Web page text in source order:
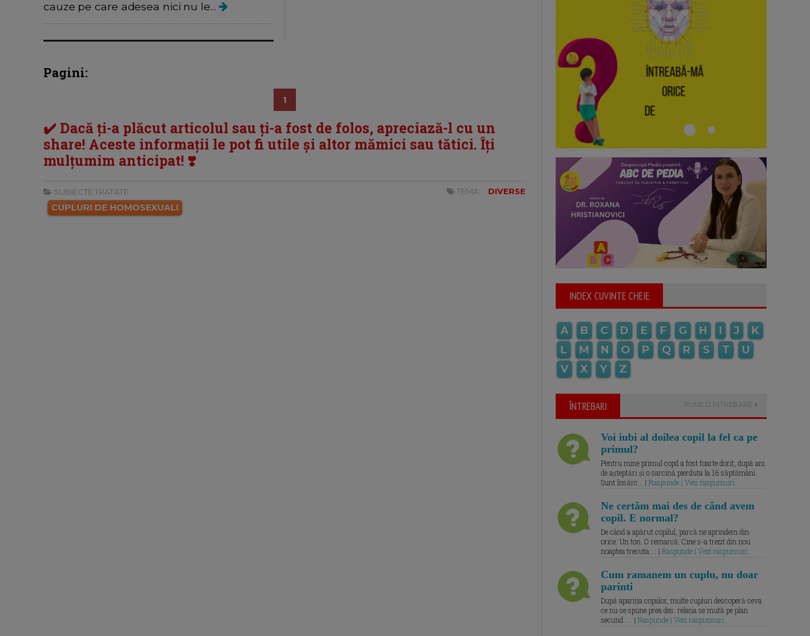
cauze pe care adesea nici nu le...
Pagini:
1
✔️ Dacă ți-a plăcut articolul sau ți-a fost de folos, apreciază-l cu un
share! Aceste informații le pot fi utile și altor mămici sau tătici. Îți
mulțumim anticipat! ❣️
SUBIECTE TRATATE:
CUPLURI DE HOMOSEXUALI
TEMA: DIVERSE
INDEX CUVINTE CHEIE
A B C D E F G H I J
K
L
M N O P Q R S T
U
V
X Y Z
ÎNTREBARI PUNE O ÎNTREBARE
Voi iubi al doilea copil la fel ca pe
primul?
Pentru mine primul copil a fost foarte dorit, după ani
de așteptări și o sarcină pierduta la 16 săptămâni.
Sunt însărc... | Raspunde | Vezi raspunsuri
Ne certăm mai des de când avem
copil. E normal?
De când a apărut copilul, parcă ne aprindem din
orice. Un ton. O remarcă. Cine s-a trezit din nou
noaptea trecuta.... | Raspunde | Vezi raspunsuri
Cum ramanem un cuplu, nu doar
parinti
După apariția copiilor, multe cupluri descoperă ceva
ce nu se spune prea des: relația se mută pe plan
secund. ... | Raspunde | Vezi raspunsuri